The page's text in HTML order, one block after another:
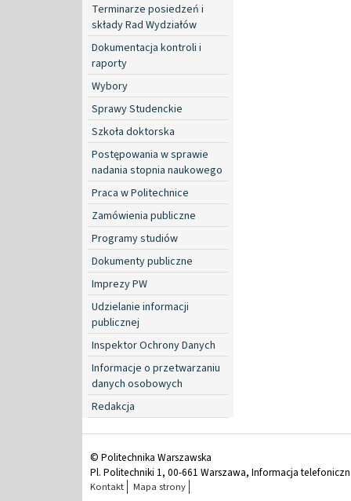
Terminarze posiedzeń i
składy Rad Wydziałów
Dokumentacja kontroli i
raporty
Wybory
Sprawy Studenckie
Szkoła doktorska
Postępowania w sprawie
nadania stopnia naukowego
Praca w Politechnice
Zamówienia publiczne
Programy studiów
Dokumenty publiczne
Imprezy PW
Udzielanie informacji
publicznej
Inspektor Ochrony Danych
Informacje o przetwarzaniu
danych osobowych
Redakcja
© Politechnika Warszawska
Pl. Politechniki 1, 00-661 Warszawa, Informacja
Kontakt Mapa strony